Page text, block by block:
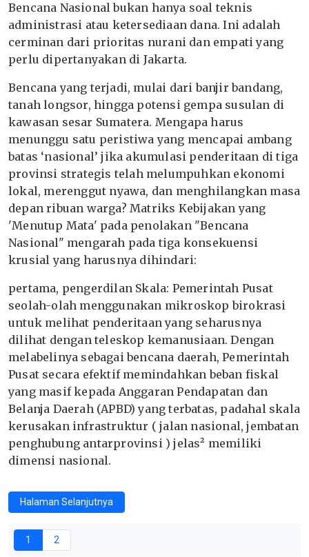
Bencana Nasional bukan hanya soal teknis
administrasi atau ketersediaan dana. Ini adalah
cerminan dari prioritas nurani dan empati yang
perlu dipertanyakan di Jakarta.
Bencana yang terjadi, mulai dari banjir bandang,
tanah longsor, hingga potensi gempa susulan di
kawasan sesar Sumatera. Mengapa harus
menunggu satu peristiwa yang mencapai ambang
batas ‘nasional’ jika akumulasi penderitaan di tiga
provinsi strategis telah melumpuhkan ekonomi
lokal, merenggut nyawa, dan menghilangkan masa
depan ribuan warga? Matriks Kebijakan yang
'Menutup Mata' pada penolakan "Bencana
Nasional" mengarah pada tiga konsekuensi
krusial yang harusnya dihindari:
pertama, pengerdilan Skala: Pemerintah Pusat
seolah-olah menggunakan mikroskop birokrasi
untuk melihat penderitaan yang seharusnya
dilihat dengan teleskop kemanusiaan. Dengan
melabelinya sebagai bencana daerah, Pemerintah
Pusat secara efektif memindahkan beban fiskal
yang masif kepada Anggaran Pendapatan dan
Belanja Daerah (APBD) yang terbatas, padahal skala
kerusakan infrastruktur ( jalan nasional, jembatan
penghubung antarprovinsi ) jelas² memiliki
dimensi nasional.
Halaman Selanjutnya
1 2